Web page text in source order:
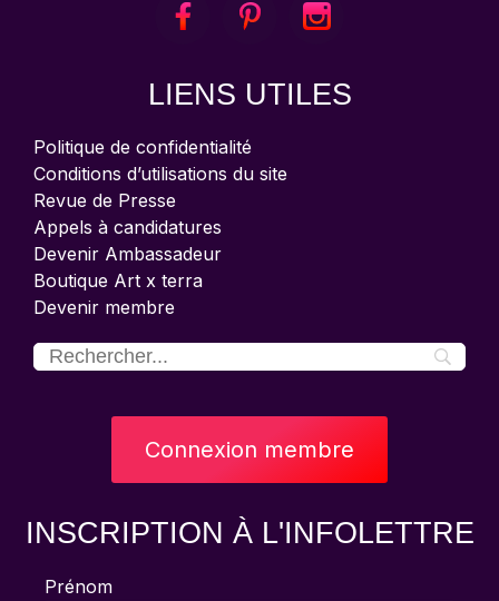
LIENS UTILES
Politique de confidentialité
Conditions d’utilisations du site
Revue de Presse
Appels à candidatures
Devenir Ambassadeur
Boutique Art x terra
Devenir membre
Connexion membre
INSCRIPTION À L'INFOLETTRE
Prénom